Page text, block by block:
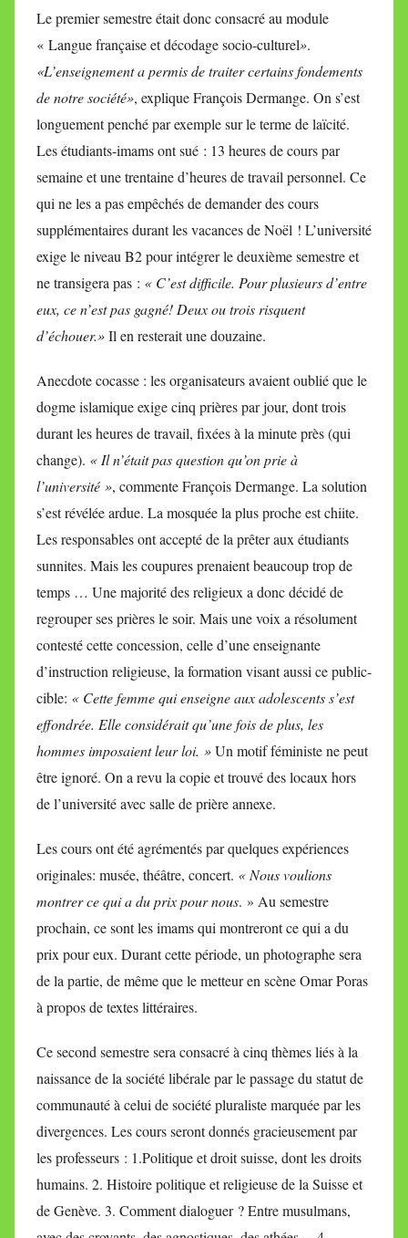
Le premier semestre était donc consacré au module
« Langue française et décodage socio-culturel».
«L’enseignement a permis de traiter certains fondements
de notre société», explique François Dermange. On s’est
longuement penché par exemple sur le terme de laïcité.
Les étudiants-imams ont sué : 13 heures de cours par
semaine et une trentaine d’heures de travail personnel. Ce
qui ne les a pas empêchés de demander des cours
supplémentaires durant les vacances de Noël ! L’université
exige le niveau B2 pour intégrer le deuxième semestre et
ne transigera pas : « C’est difficile. Pour plusieurs d’entre
eux, ce n’est pas gagné! Deux ou trois risquent
d’échouer.»Il en resterait une douzaine.
Anecdote cocasse : les organisateurs avaient oublié que le
dogme islamique exige cinq prières par jour, dont trois
durant les heures de travail, fixées à la minute près (qui
change). « Il n’était pas question qu’on prie à
l’université », commente François Dermange. La solution
s’est révélée ardue. La mosquée la plus proche est chiite.
Les responsables ont accepté de la prêter aux étudiants
sunnites. Mais les coupures prenaient beaucoup trop de
temps … Une majorité des religieux a donc décidé de
regrouper ses prières le soir. Mais une voix a résolument
contesté cette concession, celle d’une enseignante
d’instruction religieuse, la formation visant aussi ce public-
cible: « Cette femme qui enseigne aux adolescents s’est
effondrée. Elle considérait qu’une fois de plus, les
hommes imposaient leur loi. »Un motif féministe ne peut
être ignoré. On a revu la copie et trouvé des locaux hors
de l’université avec salle de prière annexe.
Les cours ont été agrémentés par quelques expériences
originales: musée, théâtre, concert. « Nous voulions
montrer ce qui a du prix pour nous. » Au semestre
prochain, ce sont les imams qui montreront ce qui a du
prix pour eux. Durant cette période, un photographe sera
de la partie, de même que le metteur en scène Omar Poras
à propos de textes littéraires.
Ce second semestre sera consacré à cinq thèmes liés à la
naissance de la société libérale par le passage du statut de
communauté à celui de société pluraliste marquée par les
divergences. Les cours seront donnés gracieusement par
les professeurs : 1.Politique et droit suisse, dont les droits
humains. 2. Histoire politique et religieuse de la Suisse et
de Genève. 3. Comment dialoguer ? Entre musulmans,